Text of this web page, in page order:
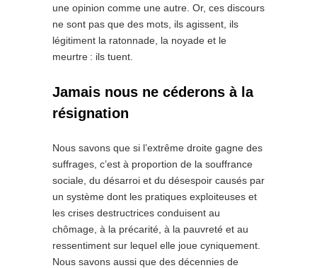
une opinion comme une autre. Or, ces discours
ne sont pas que des mots, ils agissent, ils
légitiment la ratonnade, la noyade et le
meurtre : ils tuent.
Jamais nous ne céderons à la
résignation
Nous savons que si l’extrême droite gagne des
suffrages, c’est à proportion de la souffrance
sociale, du désarroi et du désespoir causés par
un système dont les pratiques exploiteuses et
les crises destructrices conduisent au
chômage, à la précarité, à la pauvreté et au
ressentiment sur lequel elle joue cyniquement.
Nous savons aussi que des décennies de